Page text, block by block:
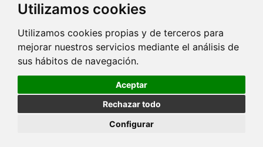
Utilizamos cookies
Utilizamos cookies propias y de terceros para
mejorar nuestros servicios mediante el análisis de
sus hábitos de navegación.
Aceptar
Rechazar todo
Configurar
Síguenos en...
Contacto
Av. Monforte de Lemos, 3-5. Pabellón 11. Planta 0 28029 Madrid
info@ciberisciii.es
Política de Privacidad
| Portal de Transparencia